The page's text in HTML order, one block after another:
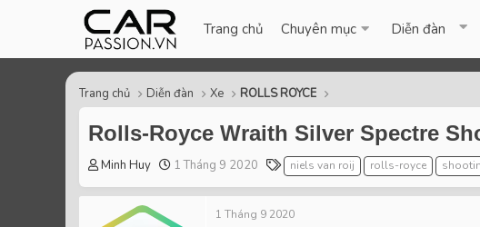
Trang chủ Chuyên mục Diễn đàn
Trang chủ Diễn đàn Xe ROLLS ROYCE
Rolls-Royce Wraith Silver Spectre
T
r
Minh Huy
S
a
r
1 Tháng 9 2020
T
a
g
s
niels van roij rolls-royce
1 Tháng 9 2020